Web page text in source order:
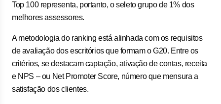
Top 100 representa, portanto, o seleto grupo de 1% dos
melhores assessores.
A metodologia do ranking está alinhada com os requisitos
de avaliação dos escritórios que formam o G20. Entre os
critérios, se destacam captação, ativação de contas, receita
e NPS – ou Net Promoter Score, número que mensura a
satisfação dos clientes.